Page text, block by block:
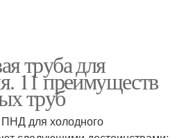
труба для
11 преимуществ
труб
для холодного